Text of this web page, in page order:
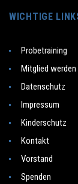
WICHTIGE
Probetraining
Mitglied werden
Datenschutz
Impressum
Kinderschutz
Kontakt
Vorstand
Spenden